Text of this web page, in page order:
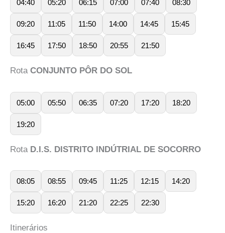
04:40 05:20 06:15 07:00 07:40 08:30
09:20 11:05 11:50 14:00 14:45 15:45
16:45 17:50 18:50 20:55 21:50
Rota CONJUNTO PÔR DO SOL
05:00 05:50 06:35 07:20 17:20 18:20
19:20
Rota D.I.S. DISTRITO INDÚTRIAL DE SOCORRO
08:05 08:55 09:45 11:25 12:15 14:20
15:20 16:20 21:20 22:25 22:30
Itinerários